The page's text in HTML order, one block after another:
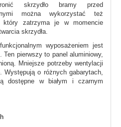
skrzydło bramy przed
można wykorzystać też
który zatrzyma je w momencie
skrzydła.
wyposażeniem jest
pierwszy to panel aluminiowy,
Mniejsze potrzeby wentylacji
Występują o różnych gabarytach,
dostępne w białym i czarnym